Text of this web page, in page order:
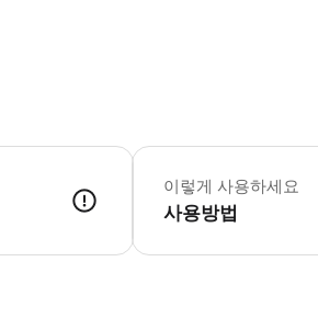
▶ 꼭 알아두세요 * 유모차
이렇게 사용하세요
사용방법